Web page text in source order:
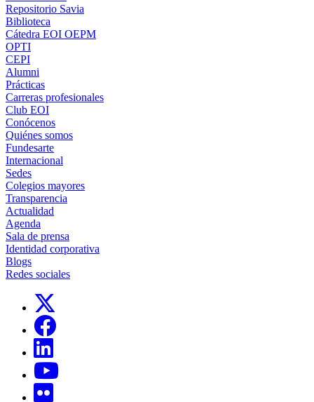
Repositorio Savia
Biblioteca
Cátedra EOI OEPM
OPTI
CEPI
Alumni
Prácticas
Carreras profesionales
Club EOI
Conócenos
Quiénes somos
Fundesarte
Internacional
Sedes
Colegios mayores
Transparencia
Actualidad
Agenda
Sala de prensa
Identidad corporativa
Blogs
Redes sociales
Links, Opens in this window
Links, Opens in this window
Links, Opens in this window